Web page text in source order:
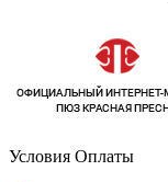
Условия Оплаты